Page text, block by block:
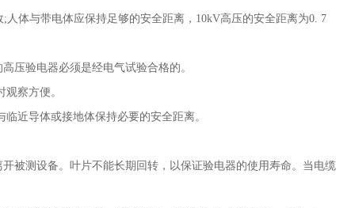
; 人体与带电体应保持足够的安全距离， 10kV高压的安全距离为0. 7
高压验电器必须是经电气试验合格的。
时观察方便。
近导体或接地体保持必要的安全距离。
被测设备。叶片不能长期回转，以保证验电器的使用寿命。当电缆